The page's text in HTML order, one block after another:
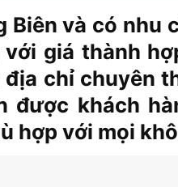
Biên và có nhu
giá thành
chỉ chuyên
được khách
hợp với mọi